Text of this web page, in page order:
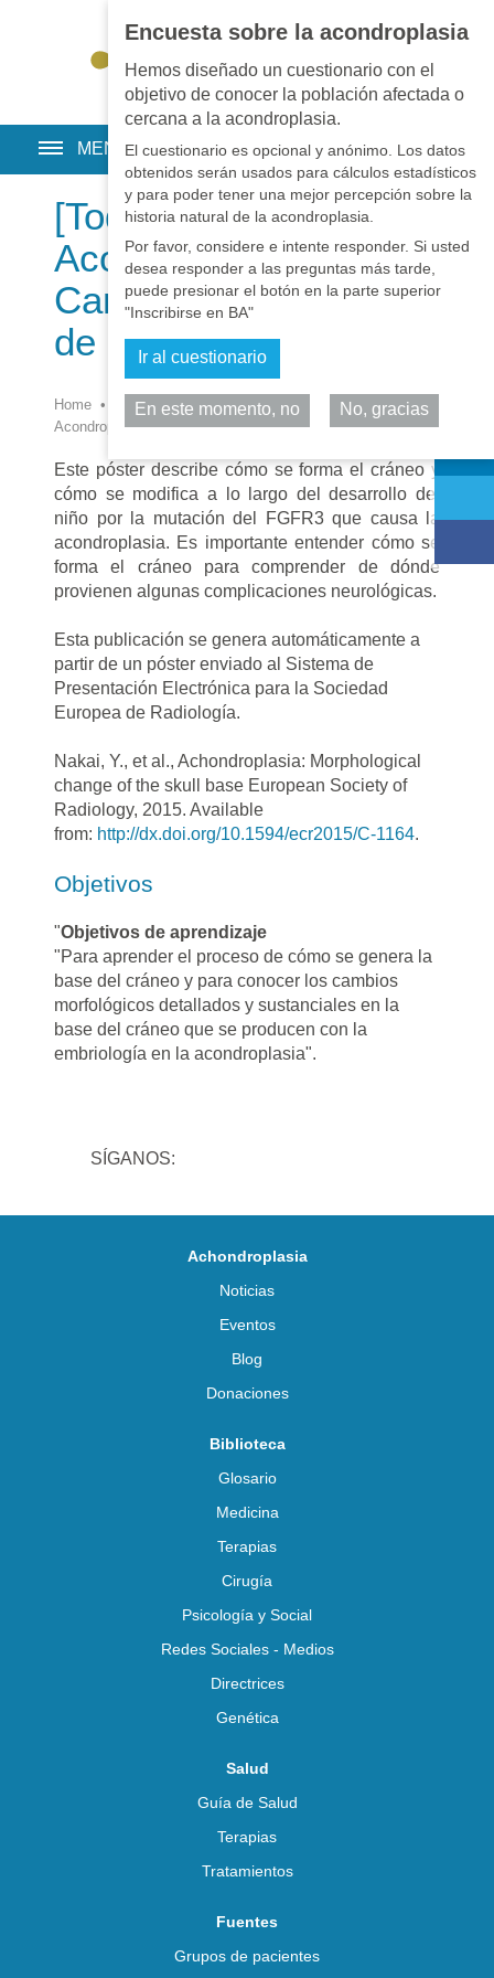
Encuesta sobre la acondroplasia
Hemos diseñado un cuestionario con el
objetivo de conocer la población afectada o
cercana a la acondroplasia.
El cuestionario es opcional y anónimo. Los datos
obtenidos serán usados para cálculos estadísticos
y para poder tener una mejor percepción sobre la
historia natural de la acondroplasia.
Por favor, considere e intente responder. Si usted
desea responder a las preguntas más tarde,
puede presionar el botón en la parte superior
"Inscribirse en BA"
Ir al cuestionario
En este momento, no No, gracias
EN • PT • ES • RU
MENU
[Todo el Texto Libre]
Acondroplasia:
Cambio morfológico
de la base del cráneo
Home • Biblioteca • Medicina •
[Todo el Texto Libre]
Acondroplasia: Cambio morfológico de la base del cráneo
Este póster describe cómo se forma el cráneo y
cómo se modifica a lo largo del desarrollo del
niño por la mutación del FGFR3 que causa la
acondroplasia. Es importante entender cómo se
forma el cráneo para comprender de dónde
provienen algunas complicaciones neurológicas.
Esta publicación se genera automáticamente a
partir de un póster enviado al Sistema de
Presentación Electrónica para la Sociedad
Europea de Radiología.
Nakai, Y., et al., Achondroplasia: Morphological
change of the skull base European Society of
Radiology, 2015. Available
from: http://dx.doi.org/10.1594/ecr2015/C-1164.
Objetivos
"Objetivos de aprendizaje
"Para aprender el proceso de cómo se genera la
base del cráneo y para conocer los cambios
morfológicos detallados y sustanciales en la
base del cráneo que se producen con la
embriología en la acondroplasia".
SÍGANOS:
Achondroplasia
Noticias
Eventos
Blog
Donaciones
Biblioteca
Glosario
Medicina
Terapias
Cirugía
Psicología y Social
Redes Sociales - Medios
Directrices
Genética
Salud
Guía de Salud
Terapias
Tratamientos
Fuentes
Grupos de pacientes